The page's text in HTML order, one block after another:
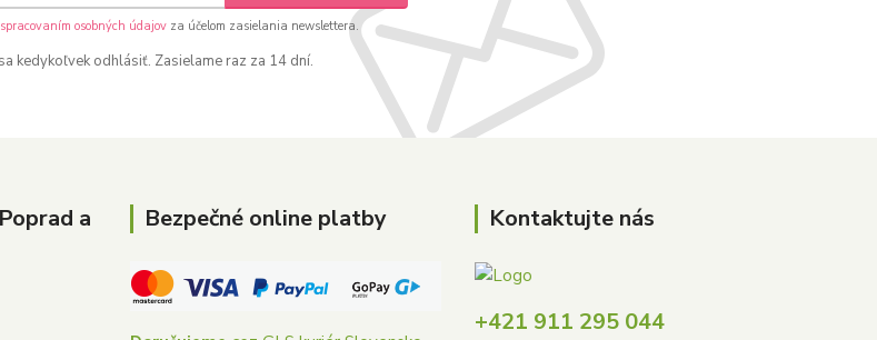
spracovaním osobných údajovza účelom zasielania newslettera.
kedykoľvek odhlásiť. Zasielame raz za 14 dní.
a
Bezpečné online platby Kontaktujte nás
+421 911 295 044